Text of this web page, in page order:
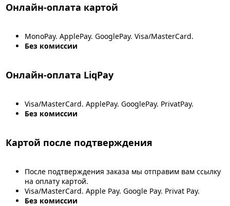
Онлайн-оплата картой
MonoPay. ApplePay. GooglePay. Visa/MasterCard.
Без комиссии
Онлайн-оплата LiqPay
Visa/MasterCard. ApplePay. GooglePay. PrivatPay.
Без комиссии
Картой после подтверждения
После подтверждения заказа мы отправим вам ссылку
на оплату картой.
Visa/MasterCard. Apple Pay. Google Pay. Privat Pay.
Без комиссии